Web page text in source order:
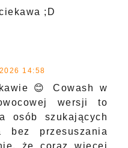
;D
14:58
😊 Cowash w
wersji to
osób szukających
bez przesuszania
że coraz więcej